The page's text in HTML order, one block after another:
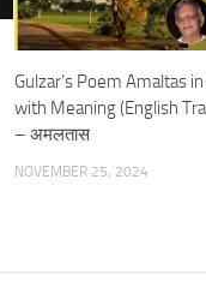
Gulzar’s Poem Amaltas
with Meaning (English
– अमलतास
NOVEMBER 25, 2024